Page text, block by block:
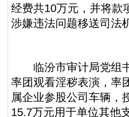
经费共10万元，并将款
涉嫌违法问题移送司法
临汾市审计局党组书
率团观看淫秽表演，率
属企业参股公司车辆，
15.7万元用于单位其他